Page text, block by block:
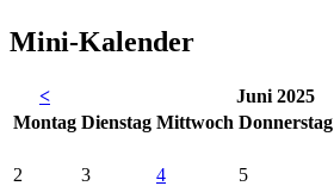
Mini-Kalender
< Juni 2025
Montag Dienstag Mittwoch Donnerstag
2
3 4 5